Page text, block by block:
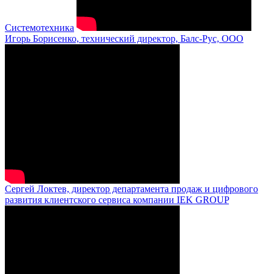
Системотехника
Игорь Борисенко, технический директор, Балс-Рус, ООО
Сергей Локтев, директор департамента продаж и цифрового
развития клиентского сервиса компании IEK GROUP